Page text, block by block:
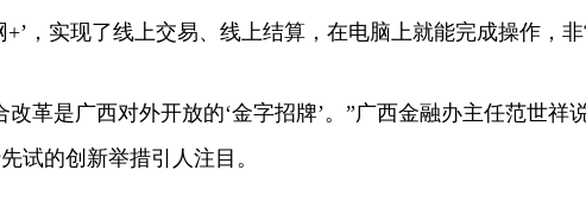
+’，实现了线上交易、线上结算，在电脑上就能完成操作，非
是广西对外开放的‘金字招牌’。”广西金融办主任范世祥
试的创新举措引人注目。